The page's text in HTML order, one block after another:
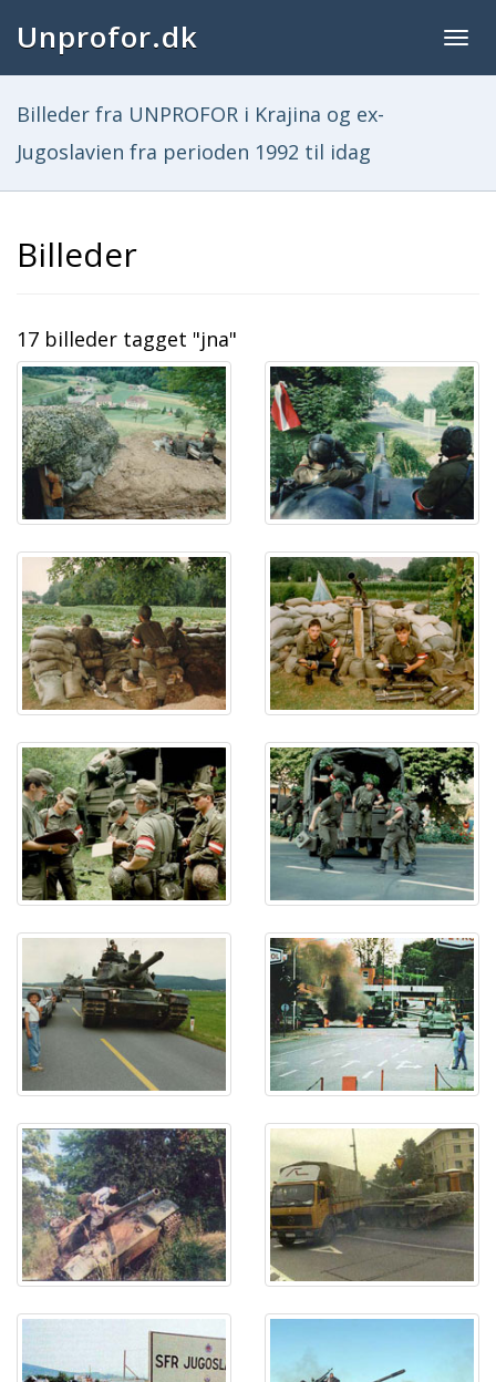
Unprofor.dk
Billeder fra UNPROFOR i Krajina og ex-
Jugoslavien fra perioden 1992 til idag
Billeder
17 billeder tagget "jna"